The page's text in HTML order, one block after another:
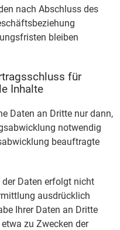
nach Abschluss des
bleiben
für
Inhalte
Daten an Dritte nur dann,
notwendig
beauftragte
Daten erfolgt nicht
ausdrücklich
Ihrer Daten an Dritte
zu Zwecken der